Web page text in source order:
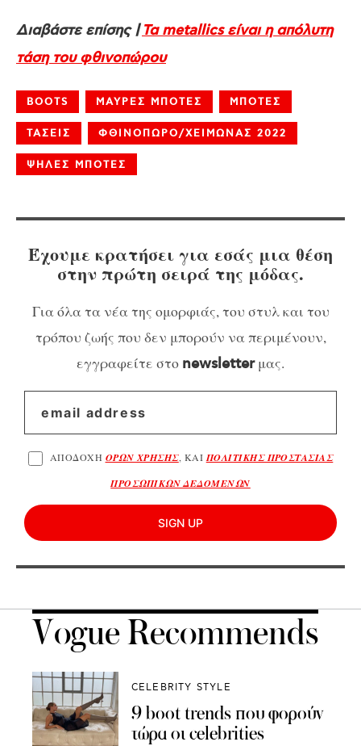
Διαβάστε επίσης |Τα metallics είναι η απόλυτη
τάση του φθινοπώρου
BOOTS ΜΑΥΡΕΣ ΜΠΟΤΕΣ ΜΠΟΤΕΣ
ΤΑΣΕΙΣ ΦΘΙΝΟΠΩΡΟ/ΧΕΙΜΩΝΑΣ 2022
ΨΗΛΕΣ ΜΠΟΤΕΣ
Έχουμε κρατήσει για εσάς μια θέση
στην πρώτη σειρά της μόδας.
Για όλα τα νέα της ομορφιάς, του στυλ και του
τρόπου ζωής που δεν μπορούν να περιμένουν,
εγγραφείτε στο newsletterμας.
ΑΠΟΔΟΧΗ ΟΡΩΝ ΧΡΗΣΗΣ, ΚΑΙ ΠΟΛΙΤΙΚΗΣ ΠΡΟΣΤΑΣΙΑΣ
ΠΡΟΣΩΠΙΚΩΝ ΔΕΔΟΜΕΝΩΝ
SIGN UP
Vogue Recommends
CELEBRITY STYLE
9 boot trends που φορούν
τώρα οι celebrities